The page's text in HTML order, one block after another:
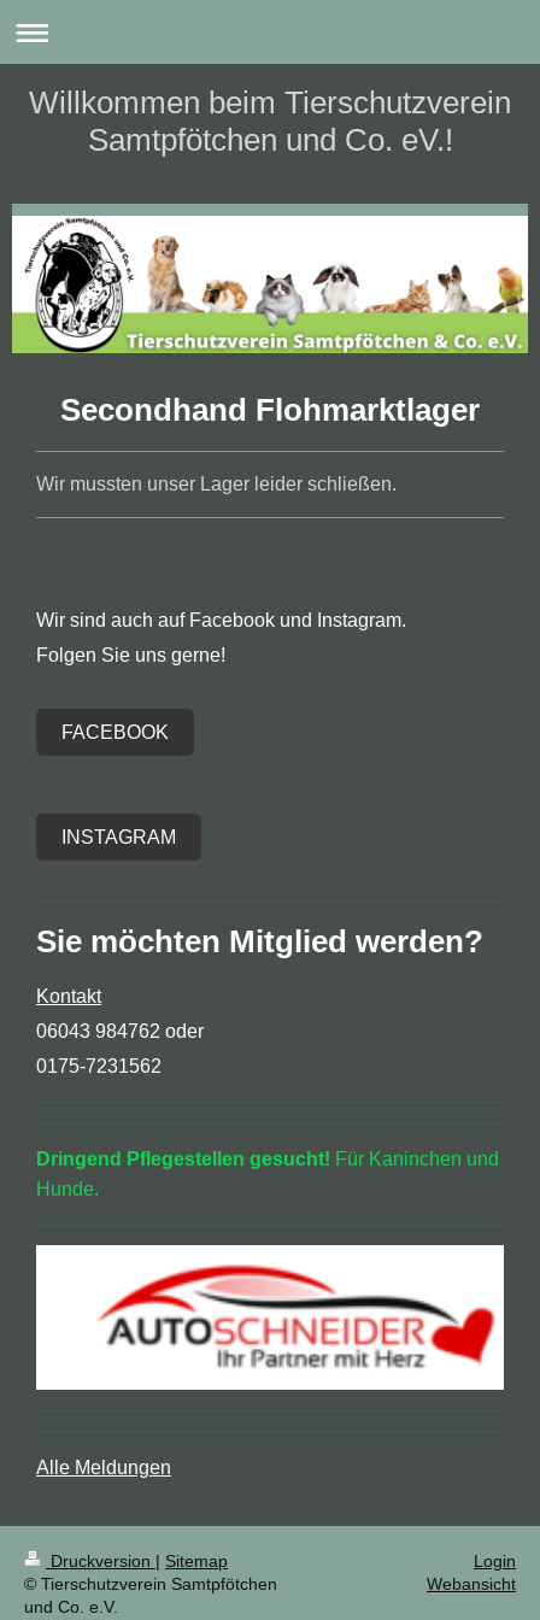
Willkommen beim Tierschutzverein
Samtpfötchen und Co. eV.!
Secondhand Flohmarktlager
Wir mussten unser Lager leider schließen.
Wir sind auch auf Facebook und Instagram.
Folgen Sie uns gerne!
FACEBOOK
INSTAGRAM
Sie möchten Mitglied werden?
Kontakt
06043 984762 oder
0175-7231562
Dringend Pflegestellen gesucht! Für Kaninchen und
Hunde.
Alle Meldungen
Druckversion | Sitemap
© Tierschutzverein Samtpfötchen
und Co. e.V.
Login
Webansicht